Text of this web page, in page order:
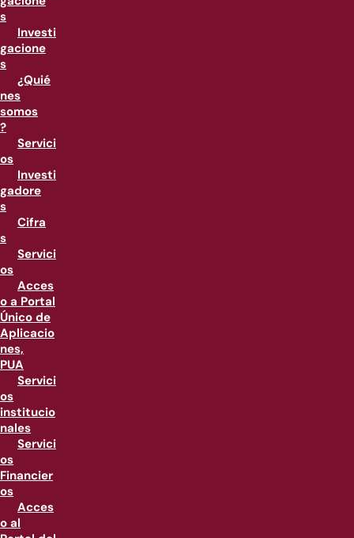
s
Investi
gacione
s
¿Quié
nes
somos
?
Servici
os
Investi
gadore
s
Cifra
s
Servici
os
Acces
o a Portal
Único de
Aplicacio
nes,
PUA
Servici
os
institucio
nales
Servici
os
Financier
os
Acces
o al